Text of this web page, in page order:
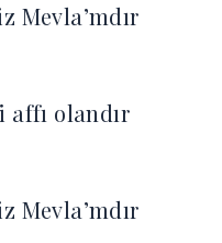
Mevla’mdır
olandır
Mevla’mdır